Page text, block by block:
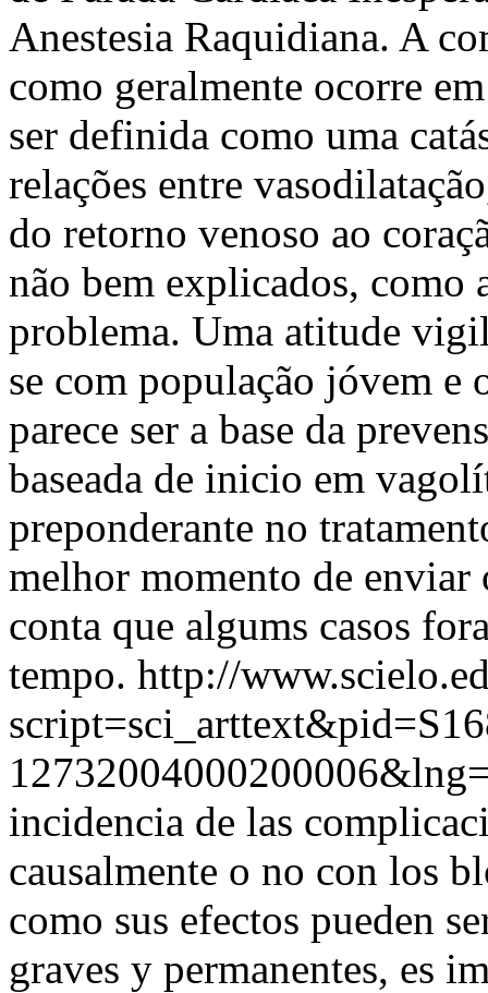
Anestesia Raquidiana. A
como geralmente ocorre
ser definida como uma
relações entre
do retorno venoso ao
não bem explicados, como
problema. Uma atitude
se com população jóvem e
parece ser a base da
baseada de inicio em
preponderante no
melhor momento de enviar
conta que algums casos
tempo. http://
incidencia de las
causalmente o no con los
como sus efectos pueden
graves y permanentes, es